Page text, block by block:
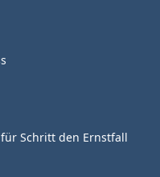
Schritt den Ernstfall